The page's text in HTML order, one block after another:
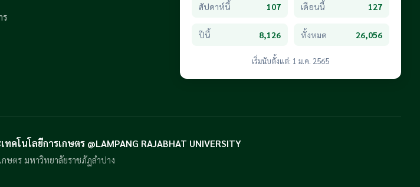
ร
สัปดาห์นี้ 107 เดือนนี้ 127
ปีนี้ 8,126 ทั้งหมด 26,056
เริ่มนับตั้งแต่: 1 ม.ค. 2565
นโลยีการเกษตร @LAMPANG RAJABHAT UNIVERSITY
กษตร มหาวิทยาลัยราชภัฏลำปาง